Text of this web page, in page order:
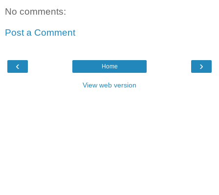
No comments:
Post a Comment
‹ ›
Home
View web version